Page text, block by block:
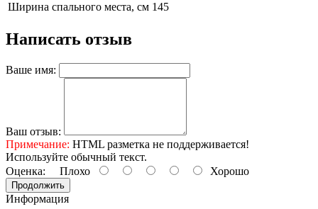
Ширина спального места, см 145
Написать отзыв
Ваше имя:
Ваш отзыв:
Примечание: HTML разметка не поддерживается!
Используйте обычный текст.
Оценка: Плохо Хорошо
Продолжить
Информация